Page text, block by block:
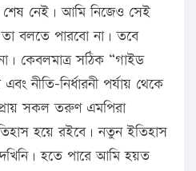
শেষ নেই। আমি নিজেও সেই
বলতে পারবো না। তবে
কেবলমাত্র সঠিক “গাইড
নীতি-নির্ধারনী পর্যায় থেকে
সকল তরুণ এমপিরা
হয়ে রইবে। নতুন ইতিহাস
হতে পারে আমি হয়ত